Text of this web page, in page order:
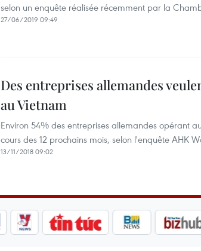
selon un enquête réalisée récemment par la
27/06/2019 09:49
Des entreprises allemandes
au Vietnam
Environ 54% des entreprises allemandes opérant
cours des 12 prochains mois, selon l'enquête AHK
13/11/2018 09:02